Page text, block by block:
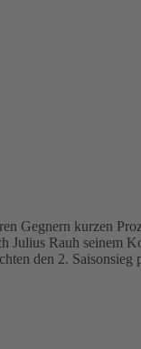
Gegnern kurzen
Rauh seinem
den 2. Saisonsieg